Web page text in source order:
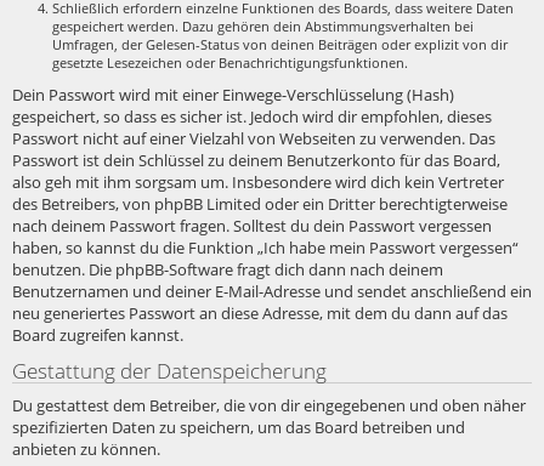
Schließlich erfordern einzelne Funktionen des Boards, dass weitere Daten
gespeichert werden. Dazu gehören dein Abstimmungsverhalten bei
Umfragen, der Gelesen-Status von deinen Beiträgen oder explizit von dir
gesetzte Lesezeichen oder Benachrichtigungsfunktionen.
Dein Passwort wird mit einer Einwege-Verschlüsselung (Hash)
gespeichert, so dass es sicher ist. Jedoch wird dir empfohlen, dieses
Passwort nicht auf einer Vielzahl von Webseiten zu verwenden. Das
Passwort ist dein Schlüssel zu deinem Benutzerkonto für das Board,
also geh mit ihm sorgsam um. Insbesondere wird dich kein Vertreter
des Betreibers, von phpBB Limited oder ein Dritter berechtigterweise
nach deinem Passwort fragen. Solltest du dein Passwort vergessen
haben, so kannst du die Funktion „Ich habe mein Passwort vergessen“
benutzen. Die phpBB-Software fragt dich dann nach deinem
Benutzernamen und deiner E-Mail-Adresse und sendet anschließend ein
neu generiertes Passwort an diese Adresse, mit dem du dann auf das
Board zugreifen kannst.
Gestattung der Datenspeicherung
Du gestattest dem Betreiber, die von dir eingegebenen und oben näher
spezifizierten Daten zu speichern, um das Board betreiben und
anbieten zu können.